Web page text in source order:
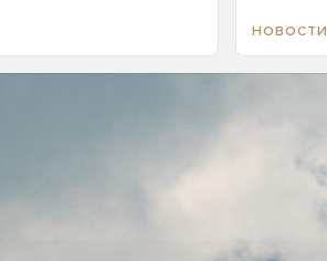
НОВОСТИ